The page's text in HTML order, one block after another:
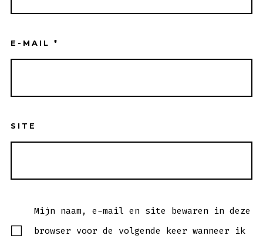
E-MAIL *
SITE
Mijn naam, e-mail en site bewaren in deze
browser voor de volgende keer wanneer ik